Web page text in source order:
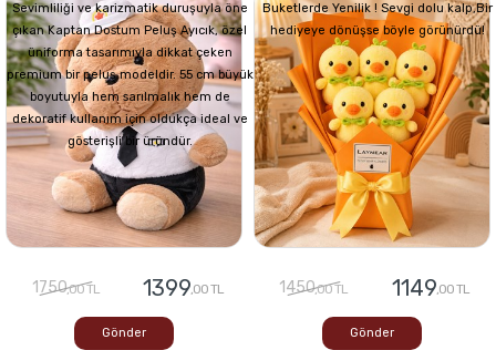
Sevimliliği ve karizmatik duruşuyla öne
çıkan Kaptan Dostum Peluş Ayıcık, özel
üniforma tasarımıyla dikkat çeken
premium bir peluş modeldir. 55 cm büyük
boyutuyla hem sarılmalık hem de
dekoratif kullanım için oldukça ideal ve
gösterişli bir üründür.
1750,00 TL 1399,00 TL
Gönder
Buketlerde Yenilik ! Sevgi dolu kalp,Bir
hediyeye dönüşse böyle görünürdü!
1450,00 TL 1149,00 TL
Gönder